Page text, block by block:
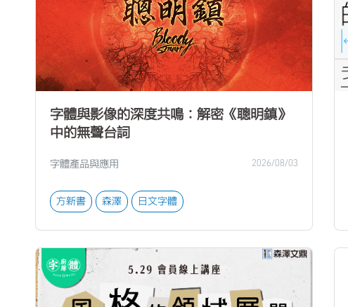
字體與影像的深度共鳴：解密《聰明鎮》
中的無聲台詞
字體產品與應用 2026/08/03
方新書 森澤 日文字體